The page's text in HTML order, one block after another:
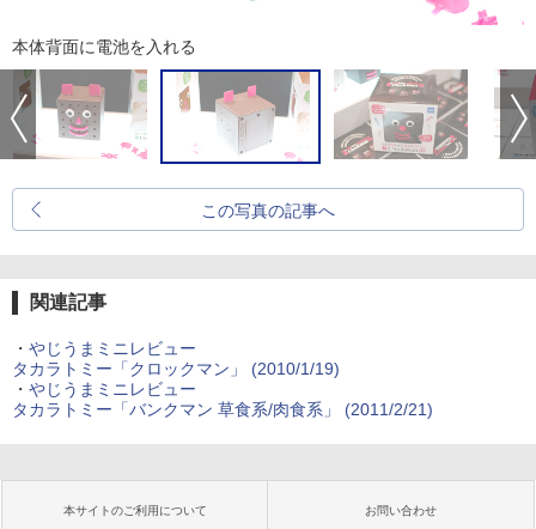
本体背面に電池を入れる
この写真の記事へ
関連記事
・ やじうまミニレビュー
タカラトミー「クロックマン」 (2010/1/19)
・ やじうまミニレビュー
タカラトミー「バンクマン 草食系/肉食系」 (2011/2/21)
本サイトのご利用について お問い合わせ